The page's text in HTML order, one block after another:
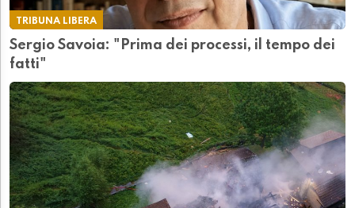
TRIBUNA LIBERA
Sergio Savoia: "Prima dei processi, il tempo dei
fatti"